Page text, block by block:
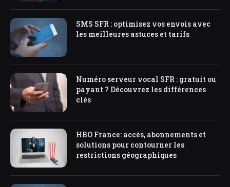
SMS SFR : optimisez vos envois avec
les meilleures astuces et tarifs
Numéro serveur vocal SFR : gratuit ou
payant ? Découvrez les différences
clés
HBO France: accès, abonnements et
solutions pour contourner les
restrictions géographiques